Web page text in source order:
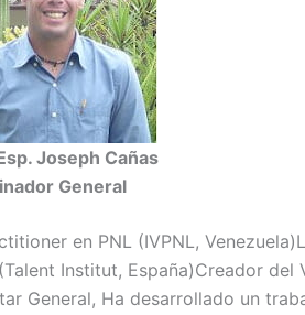
Joseph Cañas
General
en PNL (IVPNL,
Institut, España)Creador del
General, Ha desarrollado un